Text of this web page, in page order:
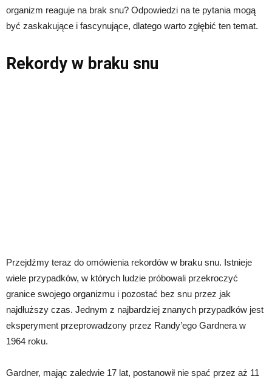
organizm reaguje na brak snu? Odpowiedzi na te pytania mogą
być zaskakujące i fascynujące, dlatego warto zgłębić ten temat.
Rekordy w braku snu
Przejdźmy teraz do omówienia rekordów w braku snu. Istnieje
wiele przypadków, w których ludzie próbowali przekroczyć
granice swojego organizmu i pozostać bez snu przez jak
najdłuższy czas. Jednym z najbardziej znanych przypadków jest
eksperyment przeprowadzony przez Randy’ego Gardnera w
1964 roku.
Gardner, mając zaledwie 17 lat, postanowił nie spać przez aż 11